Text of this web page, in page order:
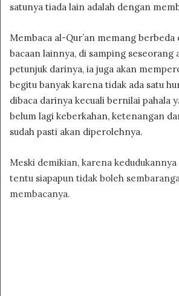
satunya tiada lain adalah dengan
Membaca al-Qur’an memang
bacaan lainnya, di samping seseorang
petunjuk darinya, ia juga akan
begitu banyak karena tidak ada satu
dibaca darinya kecuali bernilai pahala
belum lagi keberkahan, ketenangan
sudah pasti akan diperolehnya.
Meski demikian, karena kedudukannya
tentu siapapun tidak boleh
membacanya.